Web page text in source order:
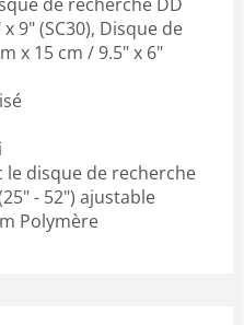
9" (SC30), Disque de
x 15 cm / 9.5" x 6"
le disque de recherche
- 52") ajustable
Polymère